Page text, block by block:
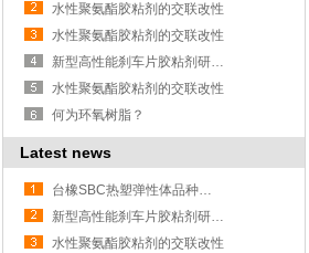
水性聚氨酯胶粘剂的交联改性
水性聚氨酯胶粘剂的交联改性
新型高性能刹车片胶粘剂研究成功
水性聚氨酯胶粘剂的交联改性
何为环氧树脂？
Latest news
台橡SBC热塑弹性体品种多性能好
新型高性能刹车片胶粘剂研究成功
水性聚氨酯胶粘剂的交联改性